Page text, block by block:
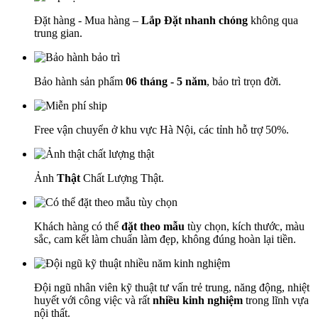
Đặt hàng - Mua hàng – Lắp Đặt nhanh chóng không qua
trung gian.
Bảo hành sản phẩm 06 tháng - 5 năm, bảo trì trọn đời.
Free vận chuyển ở khu vực Hà Nội, các tỉnh hỗ trợ 50%.
Ảnh Thật Chất Lượng Thật.
Khách hàng có thể đặt theo mẫu tùy chọn, kích thước, màu
sắc, cam kết làm chuẩn làm đẹp, không đúng hoàn lại tiền.
Đội ngũ nhân viên kỹ thuật tư vấn trẻ trung, năng động, nhiệt
huyết với công việc và rất nhiều kinh nghiệm trong lĩnh vựa
nội thất.